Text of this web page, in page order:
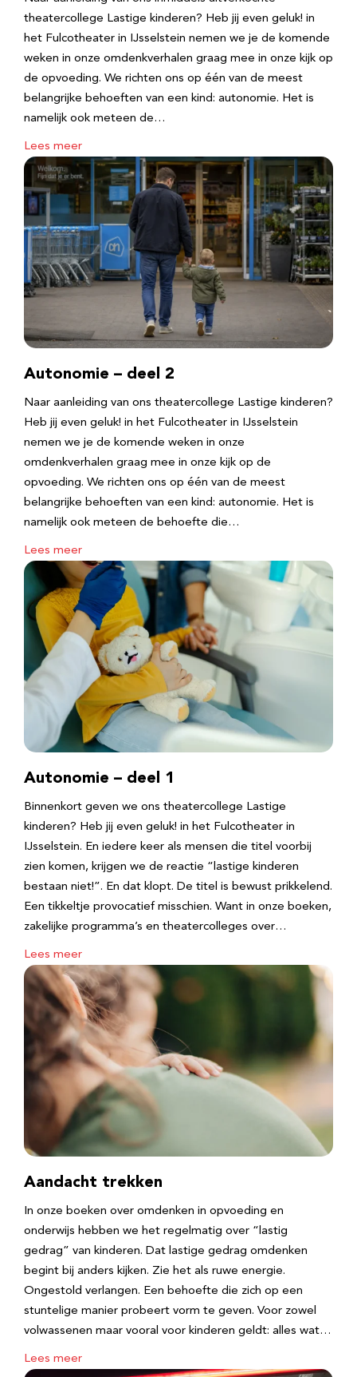
theatercollege Lastige kinderen? Heb jij even geluk! in
het Fulcotheater in IJsselstein nemen we je de komende
weken in onze omdenkverhalen graag mee in onze kijk op
de opvoeding. We richten ons op één van de meest
belangrijke behoeften van een kind: autonomie. Het is
namelijk ook meteen de…
Lees meer
Autonomie – deel 2
Naar aanleiding van ons theatercollege Lastige kinderen?
Heb jij even geluk! in het Fulcotheater in IJsselstein
nemen we je de komende weken in onze
omdenkverhalen graag mee in onze kijk op de
opvoeding. We richten ons op één van de meest
belangrijke behoeften van een kind: autonomie. Het is
namelijk ook meteen de behoefte die…
Lees meer
Autonomie – deel 1
Binnenkort geven we ons theatercollege Lastige
kinderen? Heb jij even geluk! in het Fulcotheater in
IJsselstein. En iedere keer als mensen die titel voorbij
zien komen, krijgen we de reactie “lastige kinderen
bestaan niet!”. En dat klopt. De titel is bewust prikkelend.
Een tikkeltje provocatief misschien. Want in onze boeken,
zakelijke programma’s en theatercolleges over…
Lees meer
Aandacht trekken
In onze boeken over omdenken in opvoeding en
onderwijs hebben we het regelmatig over “lastig
gedrag” van kinderen. Dat lastige gedrag omdenken
begint bij anders kijken. Zie het als ruwe energie.
Ongestold verlangen. Een behoefte die zich op een
stuntelige manier probeert vorm te geven. Voor zowel
volwassenen maar vooral voor kinderen geldt: alles wat…
Lees meer